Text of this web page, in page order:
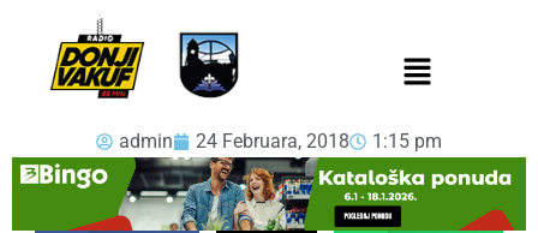
admin 24 Februara, 2018 1:15 pm